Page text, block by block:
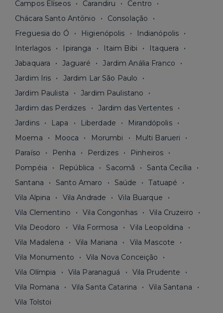
Campos Elíseos
Carandiru
Centro
Chácara Santo Antônio
Consolação
Freguesia do Ó
Higienópolis
Indianópolis
Interlagos
Ipiranga Itaim Bibi
Itaquera
Jabaquara
Jaguaré
Jardim Anália Franco
Jardim Iris
Jardim Lar São Paulo
Jardim Paulista
Jardim Paulistano
Jardim das Perdizes
Jardim das Vertentes
Jardins
Lapa Liberdade
Mirandópolis
Moema
Mooca Morumbi
Multi Barueri
Paraíso
Penha Perdizes
Pinheiros
Pompéia
República Sacomã
Santa Cecília
Santana
Santo Amaro Saúde
Tatuapé
Vila Alpina
Vila Andrade
Vila Buarque
Vila Clementino
Vila Congonhas
Vila Cruzeiro
Vila Deodoro
Vila Formosa
Vila Leopoldina
Vila Madalena
Vila Mariana
Vila Mascote
Vila Monumento
Vila Nova Conceição
Vila Olímpia
Vila Paranaguá
Vila Prudente
Vila Romana
Vila Santa Catarina
Vila Santana
Vila Tolstoi